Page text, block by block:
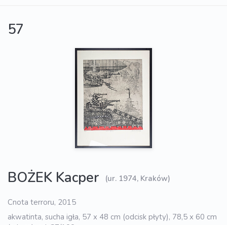
57
BOŻEK Kacper (ur. 1974, Kraków)
Cnota terroru, 2015
akwatinta, sucha igła, 57 x 48 cm (odcisk płyty), 78,5 x 60 cm